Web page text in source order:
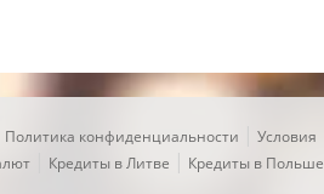
Политика конфиденциальности Условия
Кредиты в Литве | Кредиты в Польше